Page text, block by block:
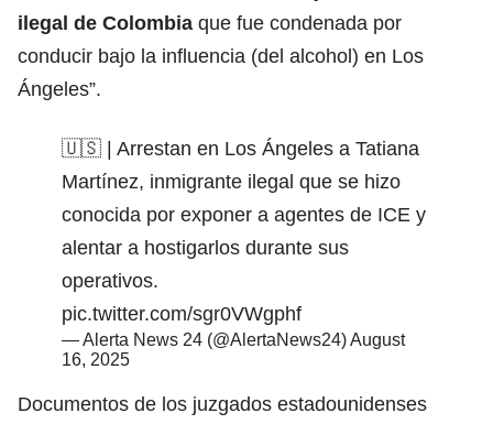
ilegal de Colombia que fue condenada por
conducir bajo la influencia (del alcohol) en Los
Ángeles”.
🇺🇸 | Arrestan en Los Ángeles a Tatiana
Martínez, inmigrante ilegal que se hizo
conocida por exponer a agentes de ICE y
alentar a hostigarlos durante sus
operativos.
pic.twitter.com/sgr0VWgphf
— Alerta News 24 (@AlertaNews24)August
16, 2025
Documentos de los juzgados estadounidenses